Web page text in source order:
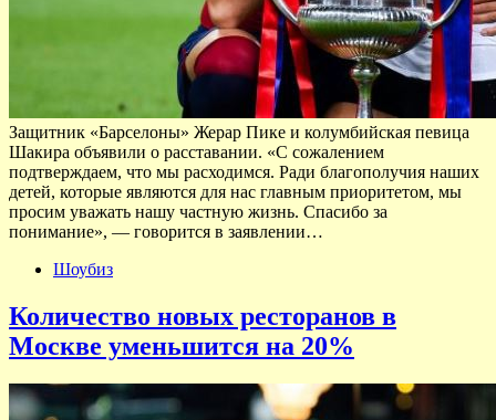
Защитник «Барселоны» Жерар Пике и колумбийская певица
Шакира объявили о расставании. «С сожалением
подтверждаем, что мы расходимся. Ради благополучия наших
детей, которые являются для нас главным приоритетом, мы
просим уважать нашу частную жизнь. Спасибо за
понимание», — говорится в заявлении…
Шоубиз
Количество новых ресторанов в
Москве уменьшится на 20%